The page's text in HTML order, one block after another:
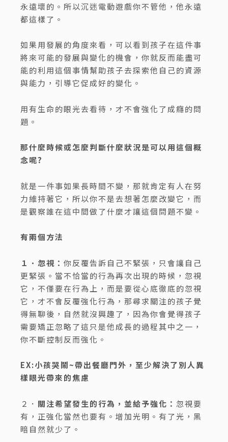
永遠壞的。所以沉迷電動遊戲你不管他，他永遠
都這樣了。
如果用發展的角度來看，可以看到孩子在這件事
將來可能的發展與變化的機會，你就反而能盡可
能的利用這個事情幫助孩子去探索他自己的資源
與能力，引導它促成好的變化。
用有生命的眼光去看待，才不會強化了成癮的問
題。
那什麼時候或怎麼判斷什麼狀況是可以用這個概
念呢?
就是一件事如果長時間不變，那就肯定有人在努
力維持著它，所以你不是去想著怎麼改變它，而
是觀察誰在這中間做了什麼才讓這個問題不變。
有兩個方法
１．忽視： 你反覆告訴自己不緊張，只會讓自己
更緊張。當不恰當的行為再次出現的時候，忽視
它，不僅要在行為上，而是要從心底徹底的忽視
它，才不會反覆強化行為，那尋求關注的孩子覺
得無聊後，自然就沒興趣了，因為你會覺得孩子
需要矯正忽略了這只是他成長的過程其中之一，
你不斷控制反而強化。
EX:小孩哭鬧~帶出餐廳門外，至少解決了別人異
樣眼光帶來的焦慮
２． 關注希望發生的行為，並給予強化： 忽視要
有，正強化當然也要有。增加光明。有了光，黑
暗自然就少了。